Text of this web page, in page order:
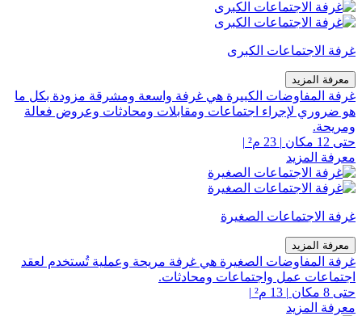
غرفة الاجتماعات الكبرى
معرفة المزيد
غرفة المفاوضات الكبيرة هي غرفة واسعة ومشرقة مزودة بكل ما
هو ضروري لإجراء اجتماعات ومقابلات ومحادثات وعروض فعالة
ومريحة.
حتى 12 مكان
| 23 م²
|
معرفة المزيد
غرفة الاجتماعات الصغيرة
معرفة المزيد
غرفة المفاوضات الصغيرة هي غرفة مريحة وعملية تُستخدم لعقد
اجتماعات عمل واجتماعات ومحادثات.
حتى 8 مكان
| 13 م²
|
معرفة المزيد